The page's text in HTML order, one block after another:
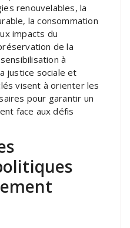
renouvelables, la
la consommation
impacts du
de la
à
justice sociale et
visent à orienter les
pour garantir un
face aux défis